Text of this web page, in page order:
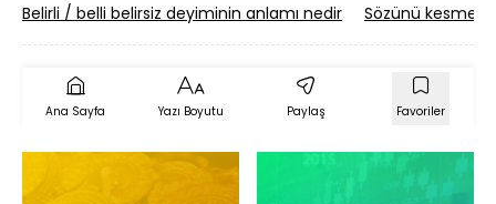
Belirli / belli belirsiz deyiminin anlamı nedir Sözünü kesmek
Ana Sayfa Yazı Boyutu Paylaş Favoriler